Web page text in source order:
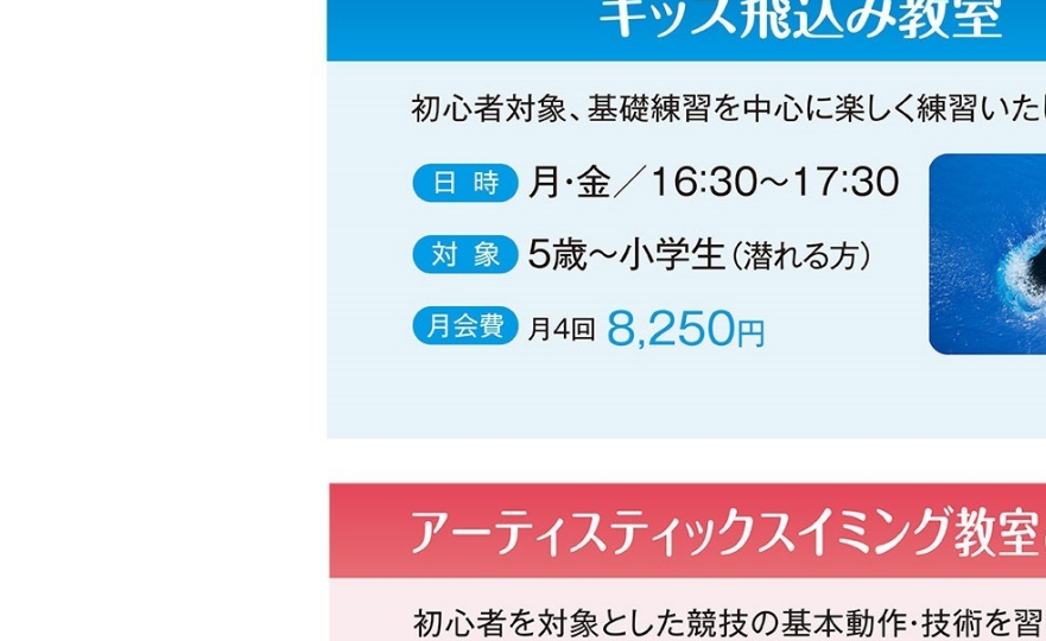
For foreigners
Central Sports official website is
automatically translated into
automatic translation) to return to
the top page.
translation service, the Japanese
version of this website will be
translated mechanically, so it may
not be an accurate translation.
The translation may differ from the